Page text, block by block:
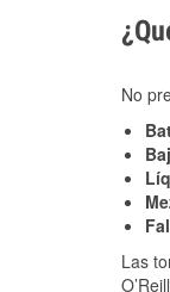
No
Las